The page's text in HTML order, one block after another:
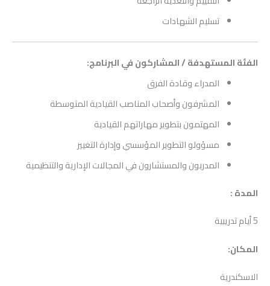
تسليم الشهادات
الفئة المستهدفة / المشاركون في البرنامج:
المدراء وقادة الفرق
المشرفون وأصحاب المناصب القيادية المتوسطة
المهتمون بتطوير مهاراتهم القيادية
مسؤولو التطوير المؤسسي وإدارة التغيير
المدربون والمستشارون في المجالات الإدارية والتنظيمية
المدة :
5 أيام تدريبية
المكان:
الاسكندرية